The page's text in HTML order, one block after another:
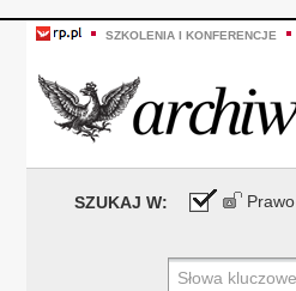
SZKOLENIA I KONFERENCJE
SZUKAJ W: Prawo